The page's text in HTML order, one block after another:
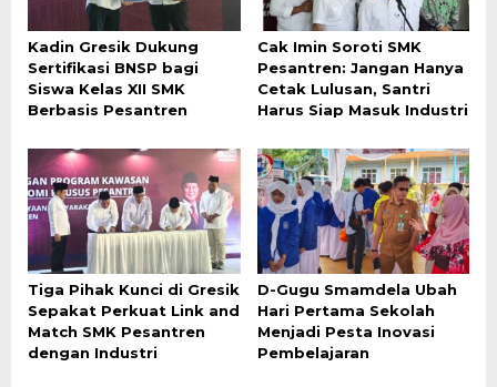
Kadin Gresik Dukung
Sertifikasi BNSP bagi
Siswa Kelas XII SMK
Berbasis Pesantren
Cak Imin Soroti SMK
Pesantren: Jangan Hanya
Cetak Lulusan, Santri
Harus Siap Masuk Industri
Tiga Pihak Kunci di Gresik
Sepakat Perkuat Link and
Match SMK Pesantren
dengan Industri
D-Gugu Smamdela Ubah
Hari Pertama Sekolah
Menjadi Pesta Inovasi
Pembelajaran